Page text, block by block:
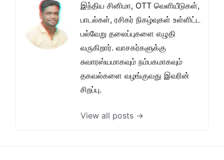
இந்திய சினிமா, OTT வெளியீடுகள்,
பாடல்கள், ரசிகர் நிகழ்வுகள் உள்ளிட்ட
பல்வேறு தலைப்புகளை எழுதி
வருகிறார். வாசகர்களுக்கு
சுவாரஸ்யமாகவும் நம்பகமாகவும்
தகவல்களை வழங்குவது இவரின்
சிறப்பு.
View all posts →